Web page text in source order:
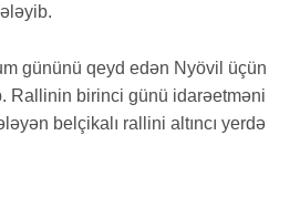
gününü qeyd edən Nyövil üçün
Rallinin birinci günü idarəetməni
belçikalı rallini altıncı yerdə